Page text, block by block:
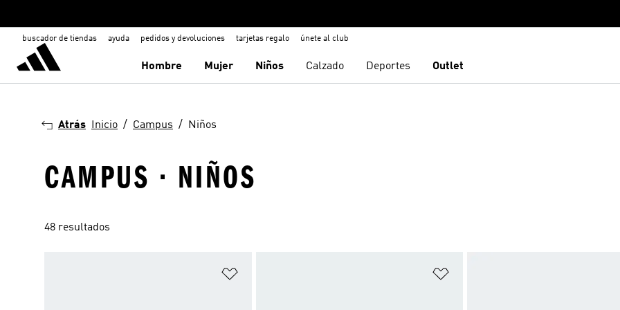
buscador de tiendas ayuda pedidos y devoluciones tarjetas regalo únete al club
Hombre Mujer Niños Calzado Deportes Outlet
Atrás Inicio Campus Niños
CAMPUS · NIÑOS
48 resultados